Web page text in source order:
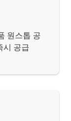
원스톱 공
시 공급